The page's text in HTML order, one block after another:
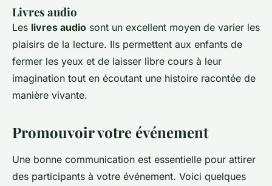
Livres audio
Les livres audio sont un excellent moyen de varier les
plaisirs de la lecture. Ils permettent aux enfants de
fermer les yeux et de laisser libre cours à leur
imagination tout en écoutant une histoire racontée de
manière vivante.
Promouvoir votre événement
Une bonne communication est essentielle pour attirer
des participants à votre événement. Voici quelques